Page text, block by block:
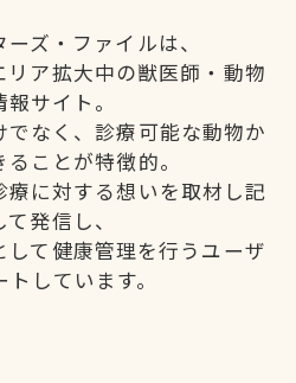
ズ・ファイルは、
ア拡大中の獣医師・動物
サイト。
なく、診療可能な動物か
ことが特徴的。
に対する想いを取材し記
発信し、
て健康管理を行うユーザ
しています。